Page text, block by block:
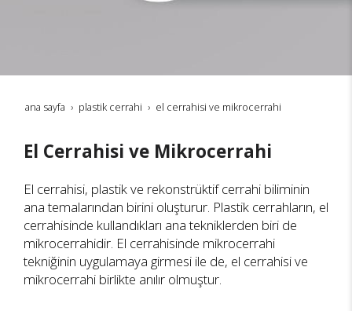
ana sayfa plastik cerrahi el cerrahisi ve mikrocerrahi
El Cerrahisi ve Mikrocerrahi
El cerrahisi, plastik ve rekonstrüktif cerrahi biliminin
ana temalarından birini oluşturur. Plastik cerrahların, el
cerrahisinde kullandıkları ana tekniklerden biri de
mikrocerrahidir. El cerrahisinde mikrocerrahi
tekniğinin uygulamaya girmesi ile de, el cerrahisi ve
mikrocerrahi birlikte anılır olmuştur.